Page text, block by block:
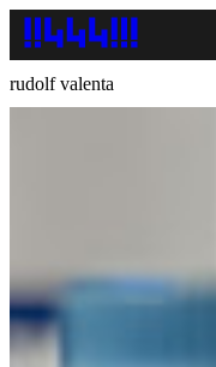
rudolf valenta